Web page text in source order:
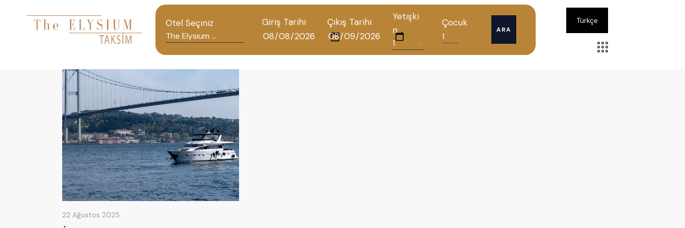
Otel Seçiniz Giriş Tarihi Çıkış Tarihi
Yetişki
n
Çocuk
ARA
Türkçe
22 Ağustos 2025
TÜM OTELLERIMIZ